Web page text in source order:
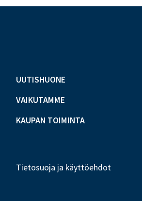
UUTISHUONE
VAIKUTAMME
KAUPAN TOIMINTA
Tietosuoja ja käyttöehdot